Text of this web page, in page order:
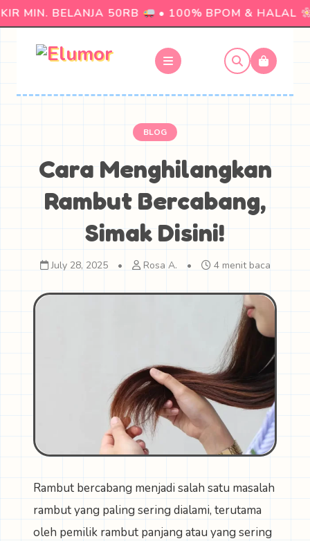
MIN. BELANJA 50RB • 100% BPOM & HALAL
BLOG
Cara Menghilangkan
Rambut Bercabang,
Simak Disini!
July 28, 2025 • Rosa A. • 4 menit baca
Rambut bercabang menjadi salah satu masalah
rambut yang paling sering dialami, terutama
oleh pemilik rambut panjang atau yang sering